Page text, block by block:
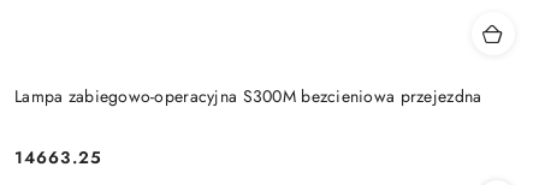
Lampa zabiegowo-operacyjna S300M bezcieniowa przejezdna
Cena:
14663.25